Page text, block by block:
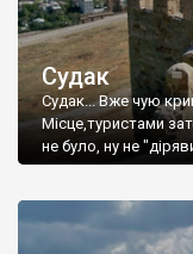
Судак
Судак... Вже чую
Місце,туристами
не було, ну не